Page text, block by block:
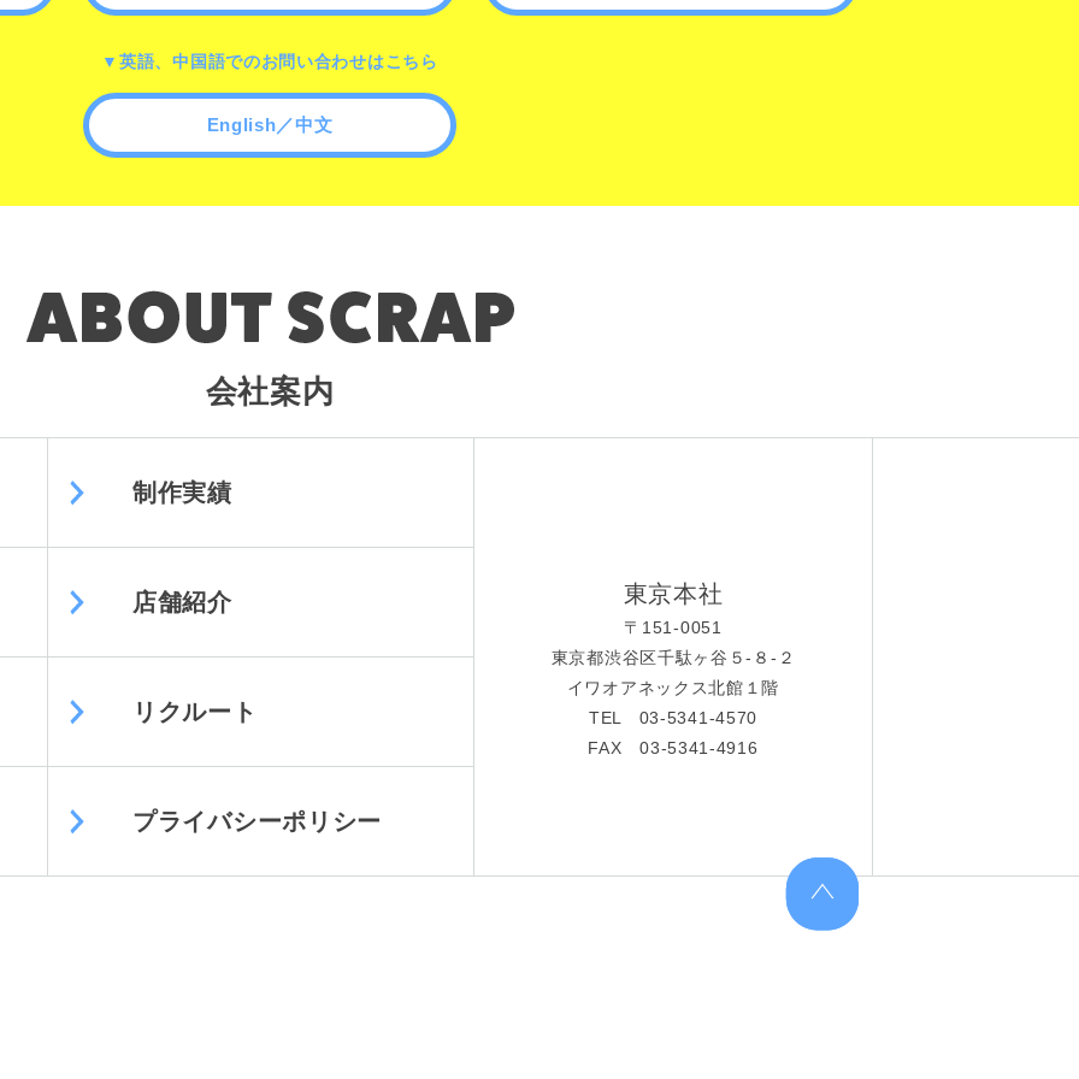
▼英語、中国語でのお問い合わせはこちら
English／中文
会社案内
制作実績
店舗紹介
リクルート
プライバシーポリシー
東京本社
〒151-0051
東京都渋谷区千駄ヶ谷５-８-２
イワオアネックス北館１階
TEL 03-5341-4570
FAX 03-5341-4916
上へ